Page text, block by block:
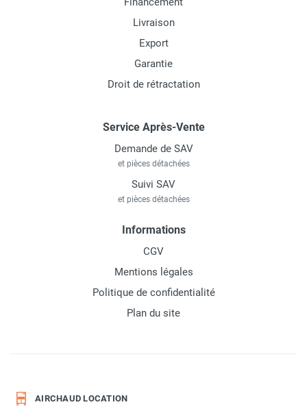
Livraison
Export
Garantie
Droit de rétractation
Service Après-Vente
Demande de SAV
et pièces détachées
Suivi SAV
et pièces détachées
Informations
CGV
Mentions légales
Politique de confidentialité
Plan du site
AIRCHAUD LOCATION